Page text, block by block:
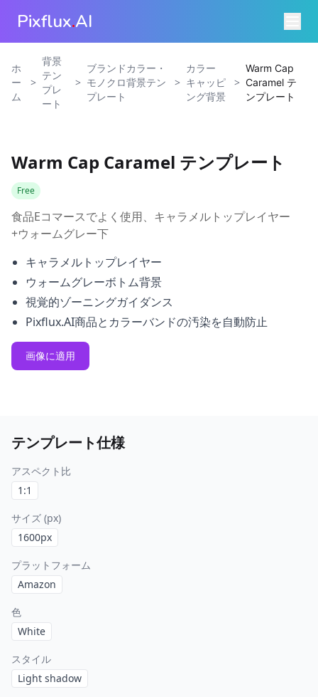
Pixflux.AI
ホ
ー
ム
>
背景
テン
プレ
ート
>
ブランドカラー・
モノクロ背景テン
プレート
>
カラー
キャッピ
ング背景
>
Warm Cap
Caramel テ
ンプレート
Warm Cap Caramel テンプレート
Free
食品Eコマースでよく使用、キャラメルトップレイヤー
+ウォームグレー下
キャラメルトップレイヤー
ウォームグレーボトム背景
視覚的ゾーニングガイダンス
Pixflux.AI商品とカラーバンドの汚染を自動防止
画像に適用
テンプレート仕様
アスペクト比
1:1
サイズ (px)
1600px
プラットフォーム
Amazon
色
White
スタイル
Light shadow